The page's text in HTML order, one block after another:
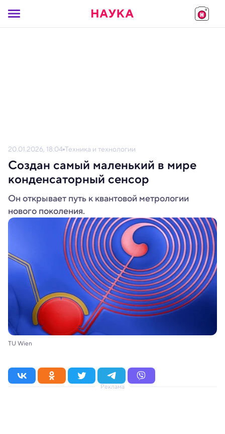
20.01.2026, 18:04 Техника и технологии
Создан самый маленький в мире
конденсаторный сенсор
Он открывает путь к квантовой метрологии
нового поколения.
TU Wien
Реклама